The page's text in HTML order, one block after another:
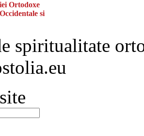
Ortodoxe
si
spiritualitate